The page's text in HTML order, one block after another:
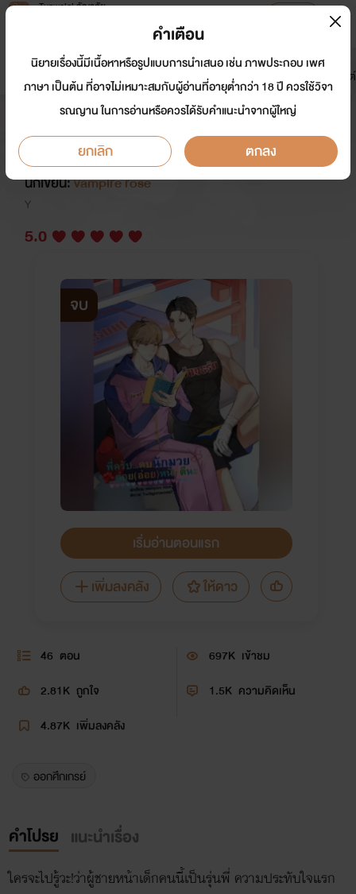
Tunwalai ธัญวลัย
หน้าแรก นิยาย อีบุ๊ก การ์ตูน
มาใหม่
ดรีมแชท ธัญลิสต์
พี่ครับ...คบนักมวยต่อย(อ่อย)หนักดี
นะ (มี E-book)
นักเขียน:vampire rose
Y
5.0
จบ
เริ่มอ่านตอนแรก
เพิ่มลงคลัง
ให้ดาว
46 ตอน 697K เข้าชม
2.81K ถูกใจ 1.5K ความคิดเห็น
4.87K เพิ่มลงคลัง
ออกศึกเกรย์
คำโปรย แนะนำเรื่อง
ใครจะไปรู้วะ!ว่าผู้ชายหน้าเด็กคนนี้เป็นรุ่นพี่ ความประทับใจแรก
คำเตือน
นิยายเรื่องนี้มีเนื้อหาหรือรูปแบบการนำเสนอ เช่น ภาพประกอบ เพศ
ภาษา เป็นต้น ที่อาจไม่เหมาะสมกับผู้อ่านที่อายุต่ำกว่า 18 ปี ควรใช้วิจา
รณญาน ในการอ่านหรือควรได้รับคำแนะนำจากผู้ใหญ่
ยกเลิก ตกลง